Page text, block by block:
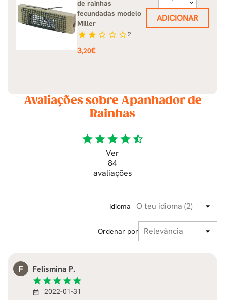
de rainhas
fecundadas modelo
Miller
star star star_border star_border star_border2
Preço
3,20€
ADICIONAR
Avaliações sobre Apanhador de
Rainhas
starstarstarstarstar_half
Ver
84
avaliações
Idioma
Ordenar por
F Felismina P.
star star star star star
date_range
2022-01-31